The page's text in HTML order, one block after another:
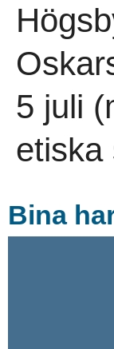
5 juli
etiska
Bina